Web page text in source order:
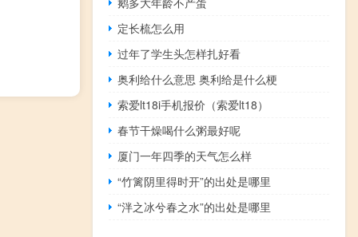
定长梳怎么用
过年了学生头怎样扎好看
奥利给什么意思 奥利给是什么梗
索爱lt18i手机报价（索爱lt18）
春节干燥喝什么粥最好呢
厦门一年四季的天气怎么样
“竹篱阴里得时开”的出处是哪里
“泮之冰兮春之水”的出处是哪里